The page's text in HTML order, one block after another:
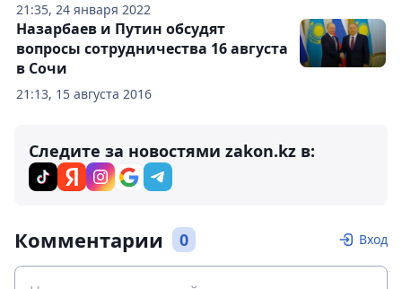
21:35, 24 января 2022
21:13, 15 августа 2016
Назарбаев и Путин обсудят
вопросы сотрудничества 16 августа
в Сочи
Следите за новостями zakon.kz в:
Комментарии 0 Вход